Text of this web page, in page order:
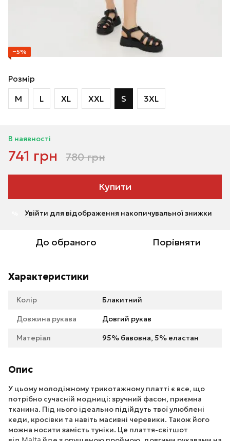
−5%
Розмір
M L XL XXL S 3XL
В наявності
741 грн 780 грн
Купити
Увійти для відображення накопичувальної знижки
До обраного Порівняти
Характеристики
Колір Блакитний
Довжина рукава Довгий рукав
Матеріал 95% бавовна, 5% еластан
Опис
У цьому молодіжному трикотажному платті є все, що
потрібно сучасній модниці: зручний фасон, приємна
тканина. Під нього ідеально підійдуть твої улюблені
кеди, кросівки та навіть масивні черевики. Також його
можна носити замість туніки. Це плаття-світшот